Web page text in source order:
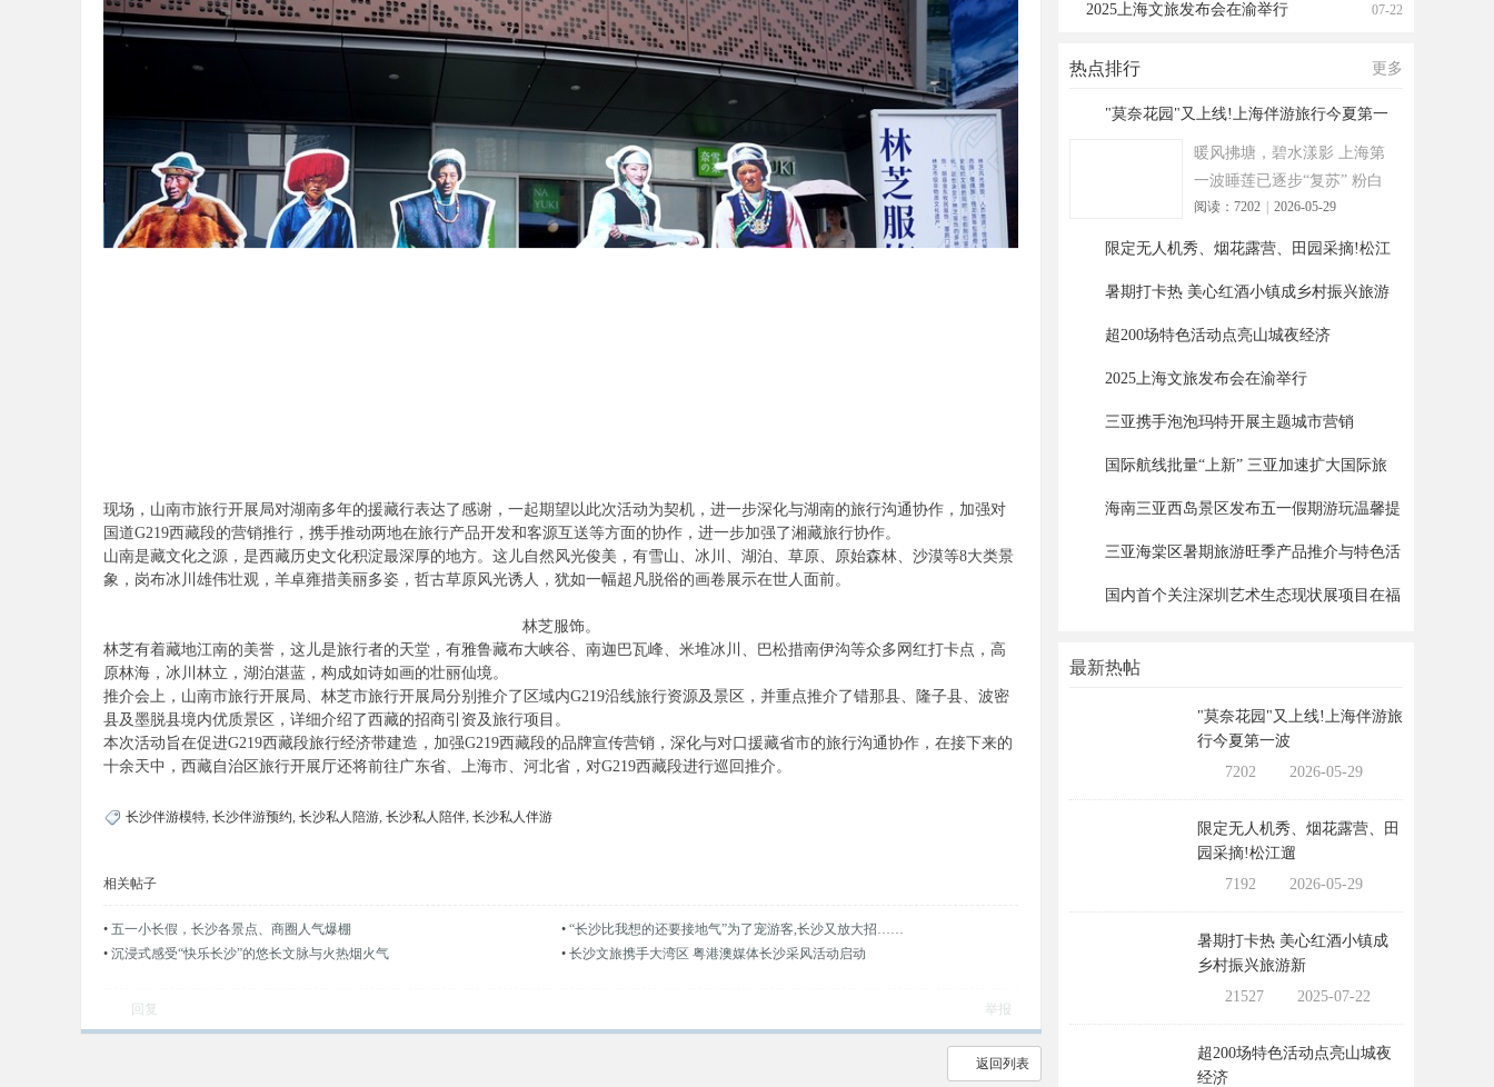
现场，山南市旅行开展局对湖南多年的援藏行表达了感谢，一起期望以此次活动为契机，进一步深化与湖南的旅行沟通协作，加强对
国道G219西藏段的营销推行，携手推动两地在旅行产品开发和客源互送等方面的协作，进一步加强了湘藏旅行协作。
山南是藏文化之源，是西藏历史文化积淀最深厚的地方。这儿自然风光俊美，有雪山、冰川、湖泊、草原、原始森林、沙漠等8大类景
象，岗布冰川雄伟壮观，羊卓雍措美丽多姿，哲古草原风光诱人，犹如一幅超凡脱俗的画卷展示在世人面前。
林芝服饰。
林芝有着藏地江南的美誉，这儿是旅行者的天堂，有雅鲁藏布大峡谷、南迦巴瓦峰、米堆冰川、巴松措南伊沟等众多网红打卡点，高
原林海，冰川林立，湖泊湛蓝，构成如诗如画的壮丽仙境。
推介会上，山南市旅行开展局、林芝市旅行开展局分别推介了区域内G219沿线旅行资源及景区，并重点推介了错那县、隆子县、波密
县及墨脱县境内优质景区，详细介绍了西藏的招商引资及旅行项目。
本次活动旨在促进G219西藏段旅行经济带建造，加强G219西藏段的品牌宣传营销，深化与对口援藏省市的旅行沟通协作，在接下来的
十余天中，西藏自治区旅行开展厅还将前往广东省、上海市、河北省，对G219西藏段进行巡回推介。
长沙伴游模特, 长沙伴游预约, 长沙私人陪游, 长沙私人陪伴, 长沙私人伴游
相关帖子
• 五一小长假，长沙各景点、商圈人气爆棚 • “长沙比我想的还要接地气”为了宠游客,长沙又放大招……
• 沉浸式感受“快乐长沙”的悠长文脉与火热烟火气 • 长沙文旅携手大湾区 粤港澳媒体长沙采风活动启动
回复 举报
返回列表
2025上海文旅发布会在渝举行 07-22
热点排行 更多
"莫奈花园"又上线!上海伴游旅行今夏第一
暖风拂塘，碧水漾影 上海第
一波睡莲已逐步“复苏” 粉白
嫣红的花朵浮于水面 趁花期
正
阅读：7202 2026-05-29
限定无人机秀、烟花露营、田园采摘!松江
暑期打卡热 美心红酒小镇成乡村振兴旅游
超200场特色活动点亮山城夜经济
2025上海文旅发布会在渝举行
三亚携手泡泡玛特开展主题城市营销
国际航线批量“上新” 三亚加速扩大国际旅
海南三亚西岛景区发布五一假期游玩温馨提
三亚海棠区暑期旅游旺季产品推介与特色活
国内首个关注深圳艺术生态现状展项目在福
最新热帖
"莫奈花园"又上线!上海伴游旅
行今夏第一波
7202
2026-05-29
限定无人机秀、烟花露营、田
园采摘!松江遛
7192
2026-05-29
暑期打卡热 美心红酒小镇成
乡村振兴旅游新
21527
2025-07-22
超200场特色活动点亮山城夜
经济